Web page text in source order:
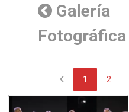
Galería
Fotográfica
chevron_left 1 2